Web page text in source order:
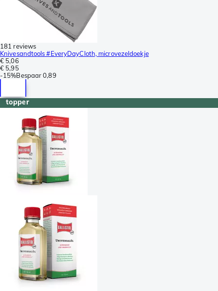
181 reviews
Knivesandtools #EveryDayCloth, microvezeldoekje
€ 5,06
€ 5,95
-15%Bespaar 0,89
topper